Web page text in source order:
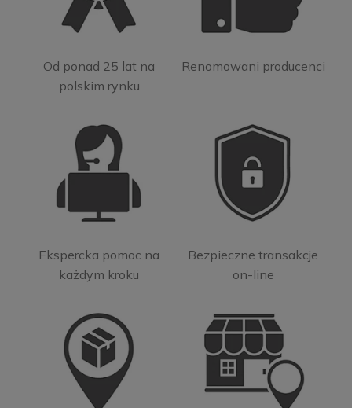
Od ponad 25 lat na
polskim rynku
Renomowani producenci
Ekspercka pomoc na
każdym kroku
Bezpieczne transakcje
on-line